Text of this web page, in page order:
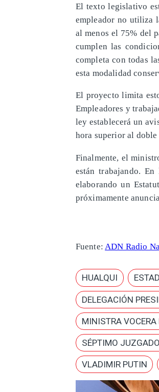
El texto legislativo
empleador no utiliza
al menos el 75% del
cumplen las
completa con todas
esta modalidad
El proyecto limita
Empleadores y
ley establecerá un
hora superior al
Finalmente, el
están trabajando.
elaborando un
próximamente
Fuente:ADN Radio
HUALQUI
DELEGACIÓN
MINISTRA VOCERA
SÉPTIMO
VLADIMIR PUTIN